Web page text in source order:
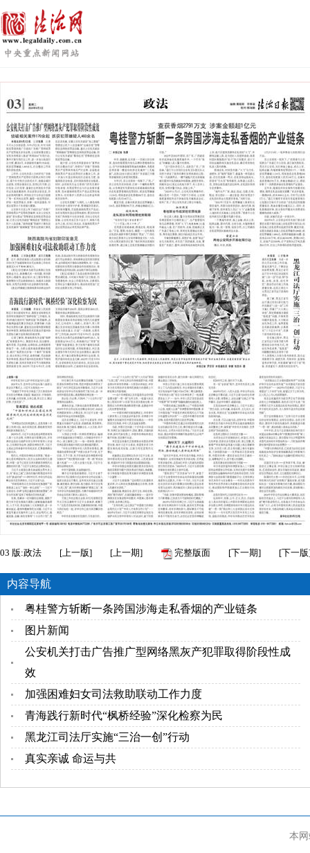
03 版:政法 [上一版] [上一期] 完整版面 [下一期] [下一版
内容导航
粤桂警方斩断一条跨国涉海走私香烟的产业链条
图片新闻
公安机关打击广告推广型网络黑灰产犯罪取得阶段性成
效
加强困难妇女司法救助联动工作力度
青海践行新时代“枫桥经验”深化检察为民
黑龙江司法厅实施“三治一创”行动
真实亲诚 命运与共
本